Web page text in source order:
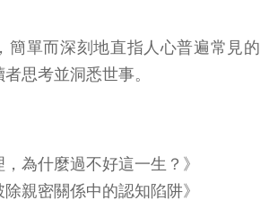
簡單而深刻地直指人心普遍常見的
思考並洞悉世事。
，為什麼過不好這一生？》
除親密關係中的認知陷阱》